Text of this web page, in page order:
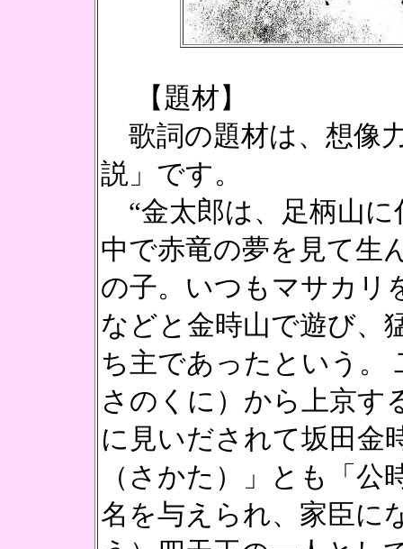
【題材】
歌詞の題材は、想像
説」です。
“金太郎は、足柄山に
中で赤竜の夢を見て生
の子。いつもマサカリ
などと金時山で遊び、
ち主であったという。
さのくに）から上京す
に見いだされて坂田金
（さかた）」とも「
名を与えられ、家臣に